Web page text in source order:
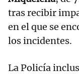
tras recibir
en el que se
los incidentes.
La Policía